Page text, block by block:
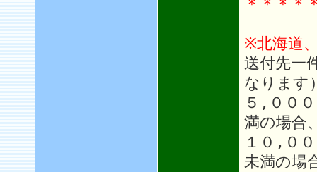
＊＊＊＊
※北海道
送付先一
なります
５,００
満の場合
１０,０
未満の場